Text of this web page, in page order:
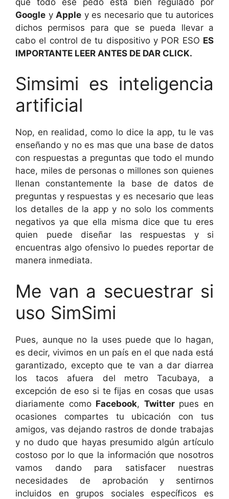
Google y Apple y es necesario que tu autorices
dichos permisos para que se pueda llevar a
cabo el control de tu dispositivo y POR ESO ES
IMPORTANTE LEER ANTES DE DAR CLICK.
Simsimi es inteligencia
artificial
Nop, en realidad, como lo dice la app, tu le vas
enseñando y no es mas que una base de datos
con respuestas a preguntas que todo el mundo
hace, miles de personas o millones son quienes
llenan constantemente la base de datos de
preguntas y respuestas y es necesario que leas
los detalles de la app y no solo los comments
negativos ya que ella misma dice que tu eres
quien puede diseñar las respuestas y si
encuentras algo ofensivo lo puedes reportar de
manera inmediata.
Me van a secuestrar si
uso SimSimi
Pues, aunque no la uses puede que lo hagan,
es decir, vivimos en un país en el que nada está
garantizado, excepto que te van a dar diarrea
los tacos afuera del metro Tacubaya, a
excepción de eso si te fijas en cosas que usas
diariamente como Facebook, Twitterpues en
ocasiones compartes tu ubicación con tus
amigos, vas dejando rastros de donde trabajas
y no dudo que hayas presumido algún artículo
costoso por lo que la información que nosotros
vamos dando para satisfacer nuestras
necesidades de aprobación y sentirnos
incluidos en grupos sociales específicos es